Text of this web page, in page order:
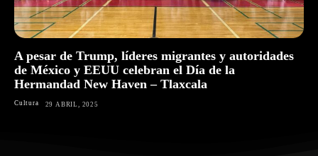
A pesar de Trump, líderes migrantes y autoridades
de México y EEUU celebran el Día de la
Hermandad New Haven – Tlaxcala
Cultura 29 ABRIL, 2025